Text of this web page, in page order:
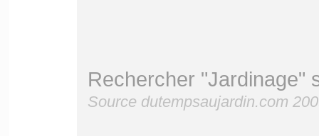
Rechercher "Jardinage"
Source dutempsaujardin.com